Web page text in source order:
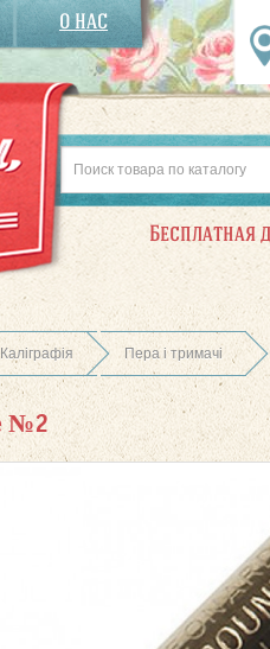
О НАС
Бесплатная
Каліграфія Пера і тримачі
№2